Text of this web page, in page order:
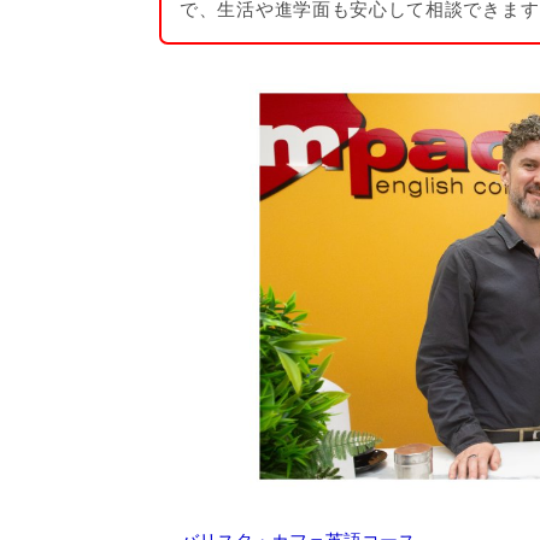
で、生活や進学面も安心して相談できま